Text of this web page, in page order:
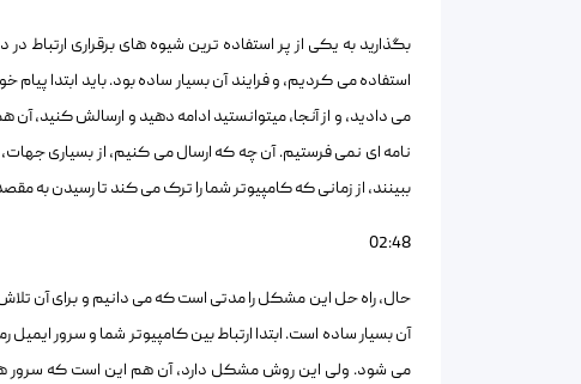
بگذارید به یکی از پر استفاده ترین شیوه های برقراری ارتباط
استفاده می کردیم، و فرایند آن بسیار ساده بود. باید ابتدا
می دادید، و از آنجا، میتوانستید ادامه دهید و ارسالش کنید، آن
نامه ای نمی فرستیم. آن چه که ارسال می کنیم، از بسیاری
ببینند، از زمانی که کامپیوتر شما را ترک می کند تا رسیدن به
02:48
حال، راه حل این مشکل را مدتی است که می دانیم و برای آن
آن بسیار ساده است. ابتدا ارتباط بین کامپیوتر شما و سرور
می شود. ولی این روش مشکل دارد، آن هم این است که سرور